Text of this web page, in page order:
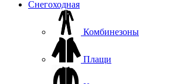
Снегоходная
Комбинезоны
Плащи